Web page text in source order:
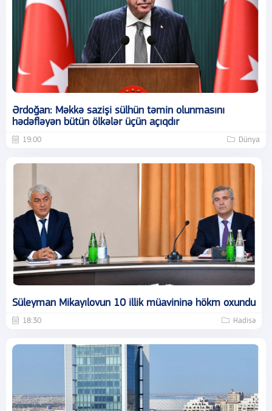
Ərdoğan: Məkkə sazişi sülhün təmin olunmasını
hədəfləyən bütün ölkələr üçün açıqdır
19:00 Dünya
Süleyman Mikayılovun 10 illik müavininə hökm oxundu
18:30 Hadisə